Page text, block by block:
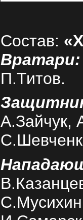
Состав:
П.Титов.
А.Зайчук,